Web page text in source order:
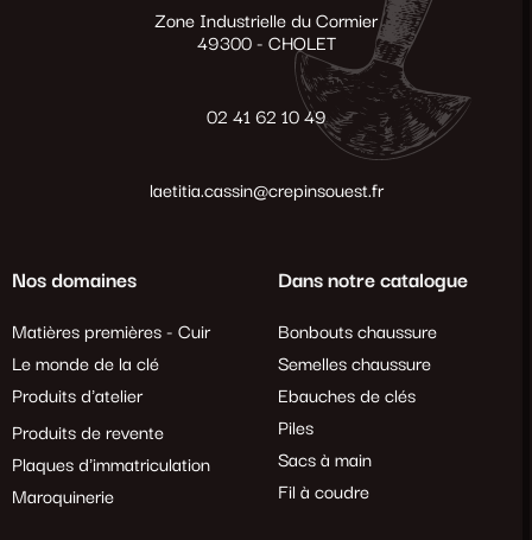
Zone Industrielle du Cormier
49300 - CHOLET
02 41 62 10 49
laetitia.cassin@crepinsouest.fr
Nos domaines
Matières premières - Cuir
Le monde de la clé
Produits d'atelier
Produits de revente
Plaques d'immatriculation
Maroquinerie
Dans notre catalogue
Bonbouts chaussure
Semelles chaussure
Ebauches de clés
Piles
Sacs à main
Fil à coudre